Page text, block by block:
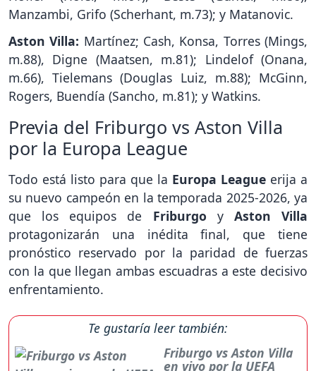
Manzambi, Grifo (Scherhant, m.73); y Matanovic.
Aston Villa: Martínez; Cash, Konsa, Torres (Mings,
m.88), Digne (Maatsen, m.81); Lindelof (Onana,
m.66), Tielemans (Douglas Luiz, m.88); McGinn,
Rogers, Buendía (Sancho, m.81); y Watkins.
Previa del Friburgo vs Aston Villa
por la Europa League
Todo está listo para que la Europa League erija a
su nuevo campeón en la temporada 2025-2026, ya
que los equipos de Friburgo y Aston Villa
protagonizarán una inédita final, que tiene
pronóstico reservado por la paridad de fuerzas
con la que llegan ambas escuadras a este decisivo
enfrentamiento.
Te gustaría leer también:
Friburgo vs Aston Villa
en vivo por la UEFA